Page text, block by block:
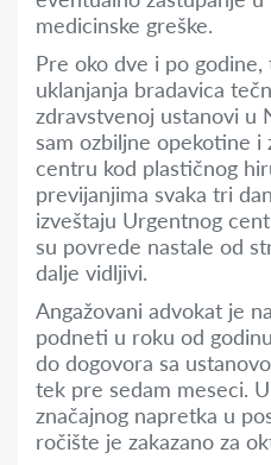
medicinske greške.
Pre oko dve i po
uklanjanja bradavica
zdravstvenoj ustanovi u
sam ozbiljne opekotine i
centru kod plastičnog
previjanjima svaka tri
izveštaju Urgentnog
su povrede nastale od
dalje vidljivi.
Angažovani advokat je
podneti u roku od
do dogovora sa
tek pre sedam meseci.
značajnog napretka u
ročište je zakazano za